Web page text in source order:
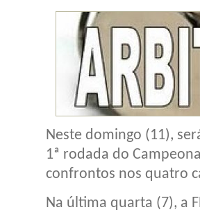
Neste domingo (11),
1ª rodada do
confrontos nos quatro
Na última quarta (7), a